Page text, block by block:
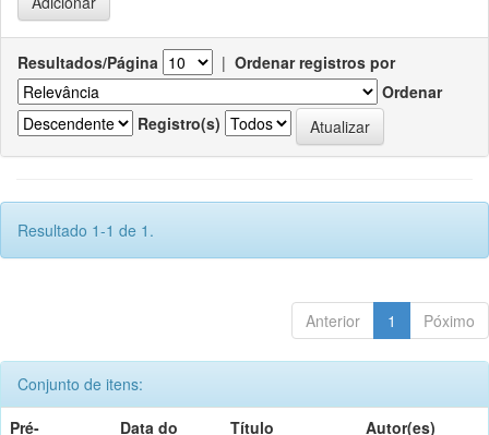
Resultados/Página | Ordenar registros por
Ordenar
Registro(s)
Resultado 1-1 de 1.
Anterior 1 Póximo
Conjunto de itens:
Pré-
Data do
Título Autor(es)